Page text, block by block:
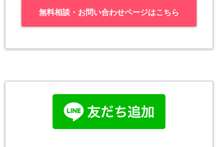
無料相談・お問い合わせページはこちら